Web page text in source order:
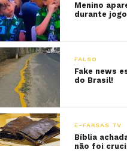
Menino
durante
FALSO
Fake news
do Brasil!
E-FARSAS TV
Bíblia
não foi